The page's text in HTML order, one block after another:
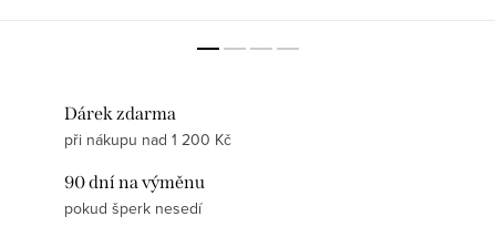
Dárek zdarma
při nákupu nad 1 200 Kč
90 dní na výměnu
pokud šperk nesedí